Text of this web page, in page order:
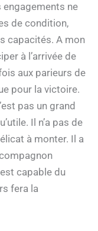
engagements ne
de condition,
capacités. A mon
à l’arrivée de
aux parieurs de
pour la victoire.
pas un grand
Il n’a pas de
à monter. Il a
capable du
fera la